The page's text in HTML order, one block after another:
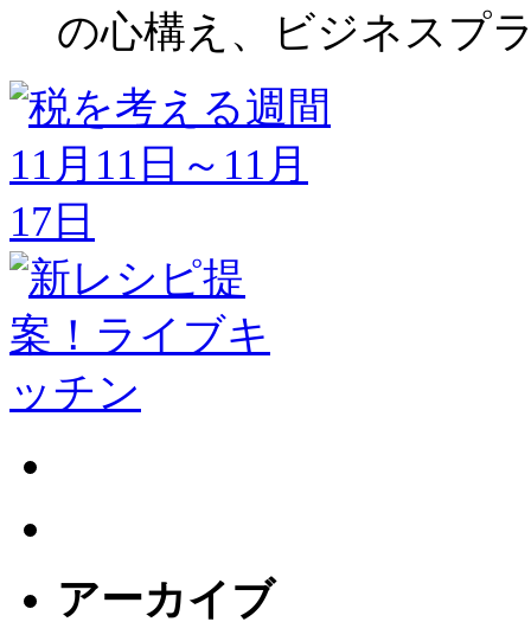
の心構え、ビジネスプ
アーカイブ